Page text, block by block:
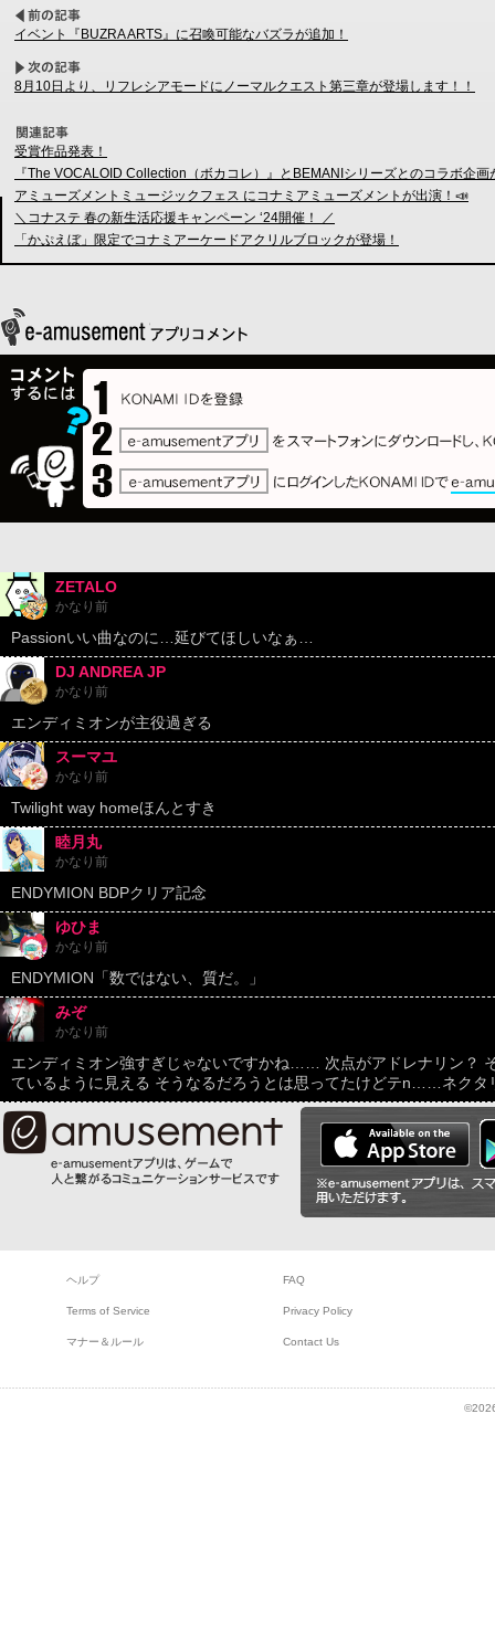
イベント『BUZRA ARTS』に召喚可能なバズラが追加！
8月10日より、リフレシアモードにノーマルクエスト第三章が登場します！！
受賞作品発表！
『The VOCALOID Collection（ボカコレ）』とBEMANIシリーズとのコラボ企画
アミューズメントミュージックフェス にコナミアミューズメントが出演！📣
＼コナステ 春の新生活応援キャンペーン ‘24開催！ ／
「かぷえぼ」限定でコナミアーケードアクリルブロックが登場！
ZETALO
かなり前
Passionいい曲なのに…延びてほしいなぁ…
DJ ANDREA JP
かなり前
エンディミオンが主役過ぎる
スーマユ
かなり前
Twilight way homeほんとすき
睦月丸
かなり前
ENDYMION BDPクリア記念
ゆひま
かなり前
ENDYMION「数ではない、質だ。」
みぞ
かなり前
エンディミオン強すぎじゃないですかね…… 次点がアドレナリン？
ているように見える そうなるだろうとは思ってたけどテn……ネクタ
ヘルプ FAQ
Terms of Service Privacy Policy
マナー＆ルール Contact Us